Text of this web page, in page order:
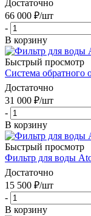
Достаточно
66 000 ₽/шт
-
В корзину
Быстрый просмотр
Система обратного
Достаточно
31 000 ₽/шт
-
В корзину
Быстрый просмотр
Фильтр для воды
Достаточно
15 500 ₽/шт
-
В корзину